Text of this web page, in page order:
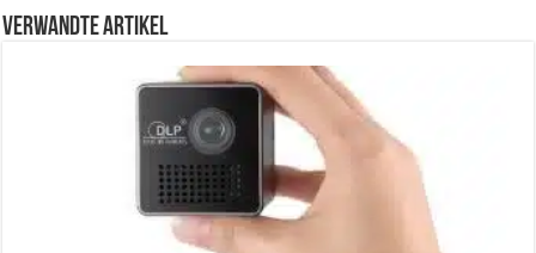
verwandte Artikel